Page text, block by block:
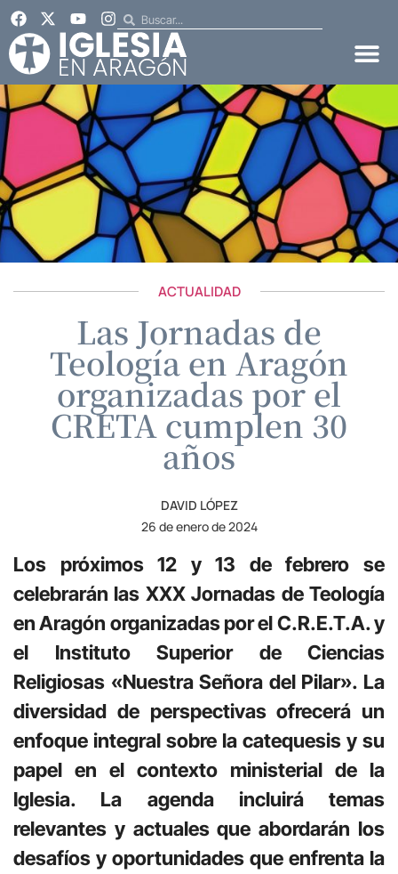
ACTUALIDAD
Las Jornadas de
Teología en Aragón
organizadas por el
CRETA cumplen 30
años
DAVID LÓPEZ
26 de enero de 2024
Los próximos 12 y 13 de febrero se
celebrarán las XXX Jornadas de Teología
en Aragón organizadas por el C.R.E.T.A. y
el Instituto Superior de Ciencias
Religiosas «Nuestra Señora del Pilar». La
diversidad de perspectivas ofrecerá un
enfoque integral sobre la catequesis y su
papel en el contexto ministerial de la
Iglesia. La agenda incluirá temas
relevantes y actuales que abordarán los
desafíos y oportunidades que enfrenta la